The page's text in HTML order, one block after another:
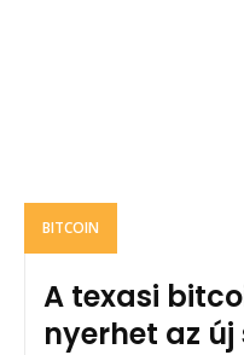
BITCOIN
A texasi
nyerhet az